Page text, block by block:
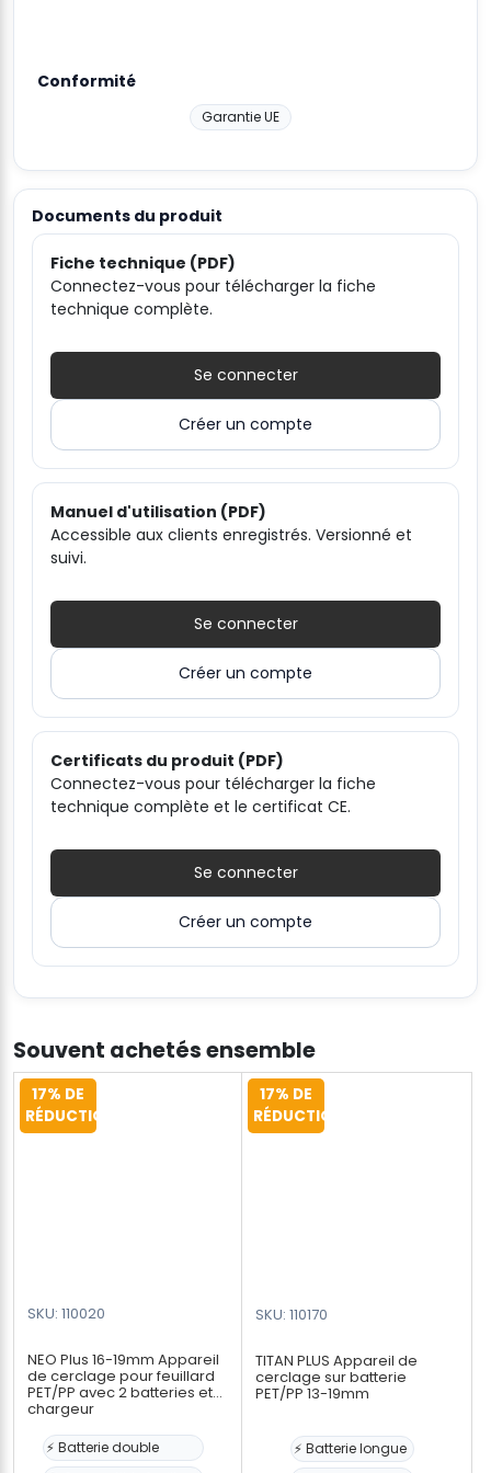
Conformité
Garantie UE
Documents du produit
Fiche technique (PDF)
Connectez-vous pour télécharger la fiche
technique complète.
Se connecter
Créer un compte
Manuel d'utilisation (PDF)
Accessible aux clients enregistrés. Versionné et
suivi.
Se connecter
Créer un compte
Certificats du produit (PDF)
Connectez-vous pour télécharger la fiche
technique complète et le certificat CE.
Se connecter
Créer un compte
Souvent achetés ensemble
17% DE
RÉDUCTION
SKU: 110020
NEO Plus 16-19mm Appareil
de cerclage pour feuillard
PET/PP avec 2 batteries et
chargeur
⚡ Batterie double
17% DE
RÉDUCTION
SKU: 110170
TITAN PLUS Appareil de
cerclage sur batterie
PET/PP 13-19mm
⚡ Batterie longue